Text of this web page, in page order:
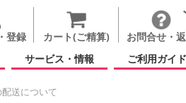
登録 カート(ご精算)
お問合せ・
サービス・情報
ご利用ガイド
送について